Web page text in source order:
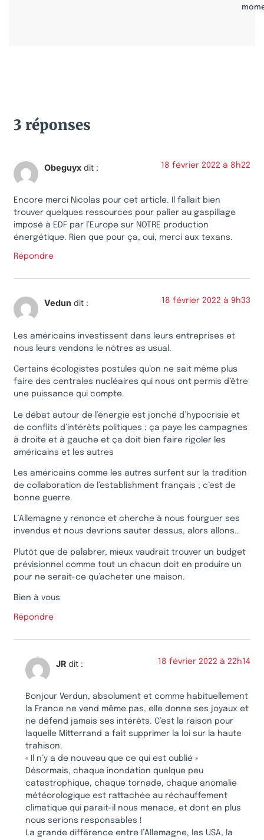
3 réponses
Obeguyx dit : 18 février 2022 à 8h22
Encore merci Nicolas pour cet article. Il fallait bien
trouver quelques ressources pour palier au gaspillage
imposé à EDF par l’Europe sur NOTRE production
énergétique. Rien que pour ça, oui, merci aux texans.
Répondre
Vedun dit : 18 février 2022 à 9h33
Les américains investissent dans leurs entreprises et
nous leurs vendons le nôtres as usual.
Certains écologistes postules qu’on ne sait même plus
faire des centrales nucléaires qui nous ont permis d’être
une puissance qui compte.
Le débat autour de l’énergie est jonché d’hypocrisie et
de conflits d’intérêts politiques ; ça paye les campagnes
à droite et à gauche et ça doit bien faire rigoler les
américains et les autres
Les américains comme les autres surfent sur la tradition
de collaboration de l’establishment français ; c’est de
bonne guerre.
L’Allemagne y renonce et cherche à nous fourguer ses
invendus et nous devrions sauter dessus, alors allons..
Plutôt que de palabrer, mieux vaudrait trouver un budget
prévisionnel comme tout un chacun doit en produire un
pour ne serait-ce qu’acheter une maison.
Bien à vous
Répondre
JR dit : 18 février 2022 à 22h14
Bonjour Verdun, absolument et comme habituellement
la France ne vend même pas, elle donne ses joyaux et
ne défend jamais ses intérêts. C’est la raison pour
laquelle Mitterrand a fait supprimer la loi sur la haute
trahison.
« Il n’y a de nouveau que ce qui est oublié »
Désormais, chaque inondation quelque peu
catastrophique, chaque tornade, chaque anomalie
météorologique est rattachée au réchauffement
climatique qui parait-il nous menace, et dont en plus
nous serions responsables !
La grande différence entre l’Allemagne, les USA, la